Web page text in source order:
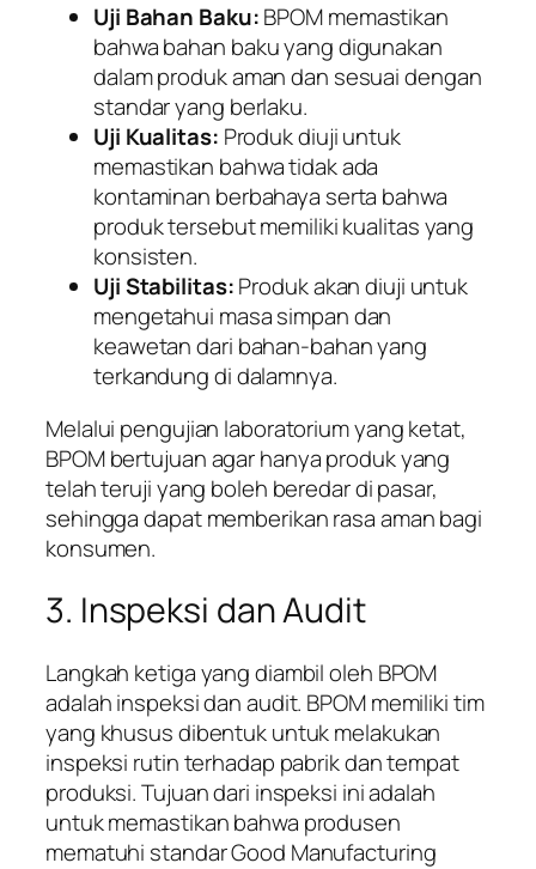
Uji Bahan Baku:BPOM memastikan
bahwa bahan baku yang digunakan
dalam produk aman dan sesuai dengan
standar yang berlaku.
Uji Kualitas: Produk diuji untuk
memastikan bahwa tidak ada
kontaminan berbahaya serta bahwa
produk tersebut memiliki kualitas yang
konsisten.
Uji Stabilitas:Produk akan diuji untuk
mengetahui masa simpan dan
keawetan dari bahan-bahan yang
terkandung di dalamnya.
Melalui pengujian laboratorium yang ketat,
BPOM bertujuan agar hanya produk yang
telah teruji yang boleh beredar di pasar,
sehingga dapat memberikan rasa aman bagi
konsumen.
3. Inspeksi dan Audit
Langkah ketiga yang diambil oleh BPOM
adalah inspeksi dan audit. BPOM memiliki tim
yang khusus dibentuk untuk melakukan
inspeksi rutin terhadap pabrik dan tempat
produksi. Tujuan dari inspeksi ini adalah
untuk memastikan bahwa produsen
mematuhi standar Good Manufacturing